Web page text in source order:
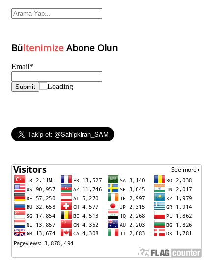
Bültenimize Abone Olun
Email*